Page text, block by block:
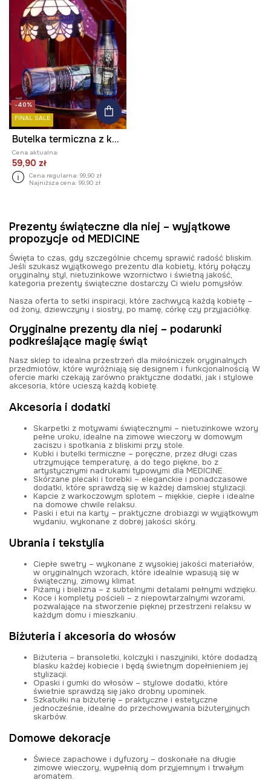
-40%
FINAL SALE
Butelka termiczna z kolekcji Eviva L'arte 500 ml kolor czarny
Cena aktualna:
59,90 zł
Cena regularna: 99,90 zł
Najniższa cena: 99,90 zł
Prezenty świąteczne dla niej – wyjątkowe
propozycje od MEDICINE
Święta to czas, gdy szczególnie chcemy sprawić radość bliskim.
Jeśli szukasz wyjątkowego prezentu dla kobiety, który połączy
oryginalny styl, nietuzinkowe wzornictwo i świetną jakość,
kategoria prezenty świąteczne dostarczy Ci wielu pomysłów.
Nasza oferta to setki inspiracji, które zachwycą każdą kobietę –
od żony, dziewczyny i siostry, po mamę, córkę czy przyjaciółkę.
Oryginalne prezenty dla niej – podarunki
podkreślające magię świąt
Nasz sklep to idealna przestrzeń dla miłośniczek oryginalnych
przedmiotów, które wyróżniają się designem i funkcjonalnością. W
ofercie marki czekają zarówno praktyczne dodatki, jak i stylowe
akcesoria, które ucieszą każdą kobietę.
Akcesoria i dodatki
Skarpetki z motywami świątecznymi – nietuzinkowe wzory
pełne uroku, idealne na zimowe wieczory w domowym
zaciszu i spotkania z bliskimi przy stole.
Kubki i butelki termiczne – poręczne, przez długi czas
utrzymujące temperaturę, a do tego piękne, bo z
artystycznymi nadrukami typowymi dla MEDICINE.
Skórzane plecaki i torebki – eleganckie i ponadczasowe
dodatki, które sprawdzą się w każdej damskiej stylizacji.
Kapcie z warkoczowym splotem – miękkie, ciepłe i idealne
na domowe chwile relaksu.
Paski i etui na karty – praktyczne drobiazgi w wyjątkowym
wydaniu, wykonane z dobrej jakości skóry.
Ubrania i tekstylia
Ciepłe swetry – wykonane z wysokiej jakości materiałów,
w oryginalnych wzorach, które idealnie wpasują się w
świąteczny, zimowy klimat.
Piżamy i bielizna – z subtelnymi detalami pełnymi wdzięku.
Koce i komplety pościeli – z niepowtarzalnymi wzorami,
pozwalające na stworzenie pięknej przestrzeni relaksu w
każdym domu i mieszkaniu.
Biżuteria i akcesoria do włosów
Biżuteria – bransoletki, kolczyki i naszyjniki, które dodadzą
blasku każdej kobiecie i będą świetnym dopełnieniem jej
stylizacji.
Opaski i gumki do włosów – stylowe dodatki, które
świetnie sprawdzą się jako drobny upominek.
Szkatułki na biżuterię – praktyczne i estetyczne
jednocześnie, idealne do przechowywania biżuteryjnych
skarbów.
Domowe dekoracje
Świece zapachowe i dyfuzory – doskonałe na długie
zimowe wieczory, wypełnią dom przyjemnym i trwałym
aromatem.